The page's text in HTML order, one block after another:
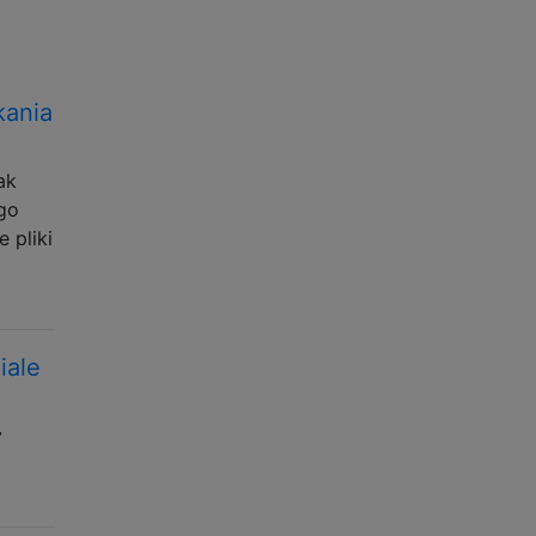
pliki